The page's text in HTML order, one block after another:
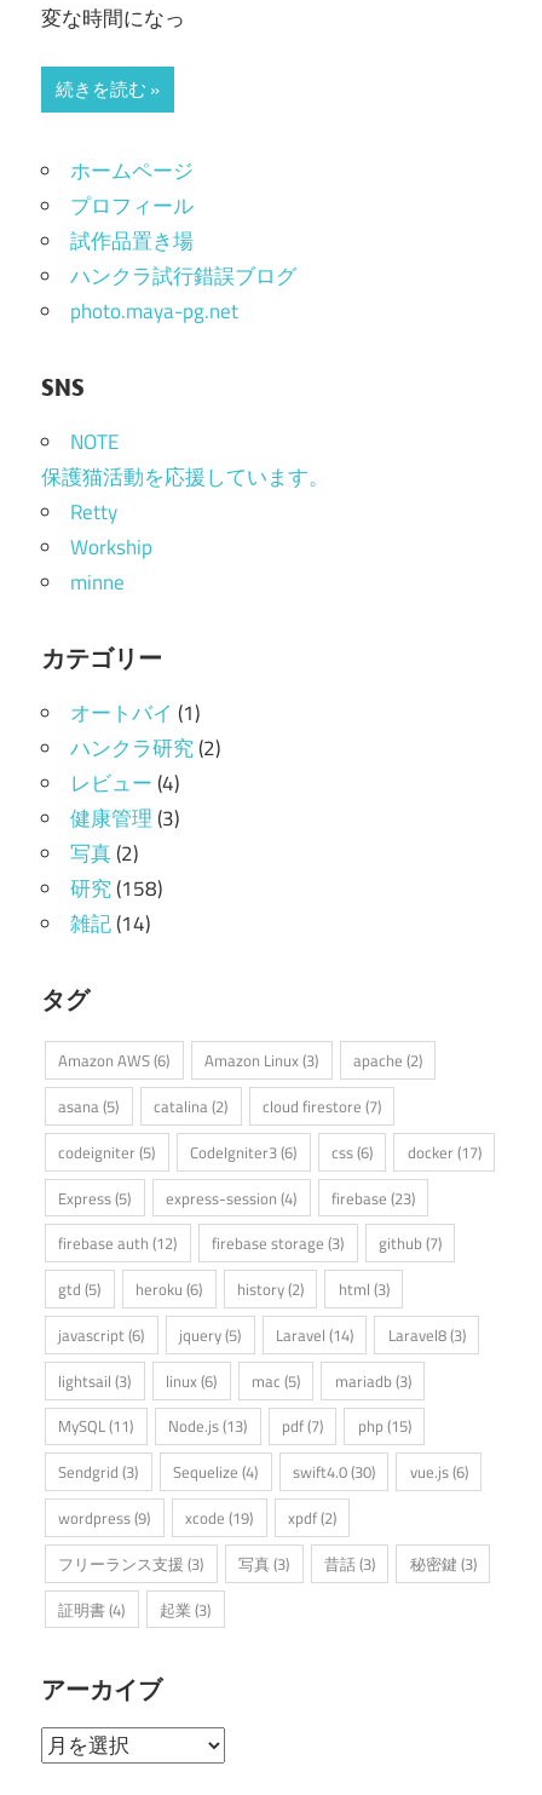
変な時間になっ
続きを読む
ホームページ
プロフィール
試作品置き場
ハンクラ試行錯誤ブログ
photo.maya-pg.net
SNS
NOTE
保護猫活動を応援しています。
Retty
Workship
minne
カテゴリー
オートバイ (1)
ハンクラ研究(2)
レビュー(4)
健康管理(3)
写真(2)
研究(158)
雑記(14)
タグ
Amazon AWS(6) Amazon Linux(3) apache (2)
asana (5) catalina (2) cloud firestore (7)
codeigniter (5) CodeIgniter3(6) css(6) docker (17)
Express(5) express-session (4) firebase (23)
firebase auth (12) firebase storage (3) github (7)
gtd (5) heroku (6) history(2) html (3)
javascript(6) jquery(5) Laravel (14) Laravel8(3)
lightsail (3) linux(6) mac (5) mariadb (3)
MySQL(11) Node.js(13) pdf(7) php(15)
Sendgrid (3) Sequelize (4) swift4.0(30) vue.js(6)
wordpress(9) xcode (19) xpdf(2)
フリーランス支援 (3) 写真(3) 昔話(3) 秘密鍵 (3)
証明書(4) 起業 (3)
アーカイブ
ア